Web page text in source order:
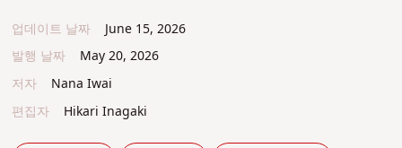
업데이트 날짜
June 15, 2026
발행 날짜
May 20, 2026
저자
Nana Iwai
편집자
Hikari Inagaki